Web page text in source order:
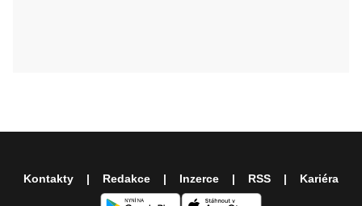
Kontakty Redakce Inzerce RSS Kariéra